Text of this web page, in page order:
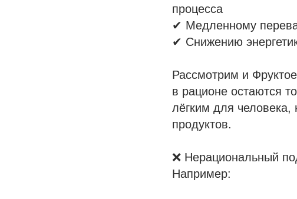
процесса
✔ Медленному
✔ Снижению
Рассмотрим и
в рационе остаются
лёгким для
продуктов.
❌ Нерациональный
Например: